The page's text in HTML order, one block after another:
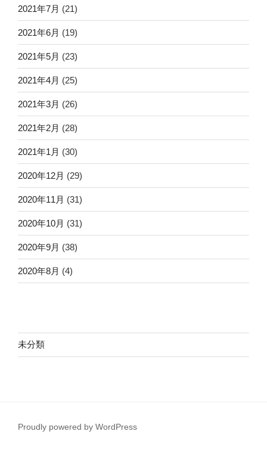
2021年7月 (21)
2021年6月 (19)
2021年5月 (23)
2021年4月 (25)
2021年3月 (26)
2021年2月 (28)
2021年1月 (30)
2020年12月 (29)
2020年11月 (31)
2020年10月 (31)
2020年9月 (38)
2020年8月 (4)
未分類
Proudly powered by WordPress